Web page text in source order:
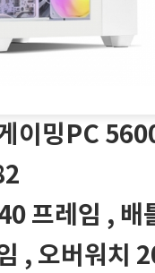
이밍PC
프레임 , 배
, 오버워치